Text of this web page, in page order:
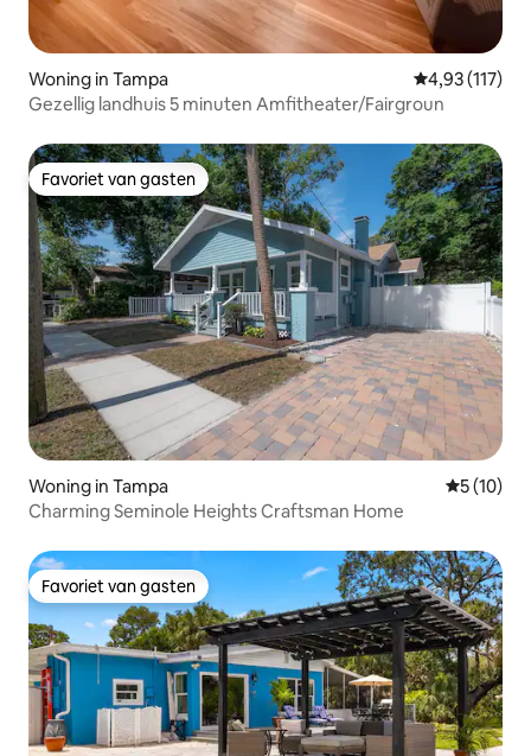
Woning in Tampa Gemiddelde
4,93 (117)
Gezellig landhuis 5 minuten Amfitheater/Fairgroun
Favoriet van gasten
Favoriet van gasten
Woning in Tampa
5 (10)
Charming Seminole Heights Craftsman Home
Favoriet van gasten
Favoriet van gasten